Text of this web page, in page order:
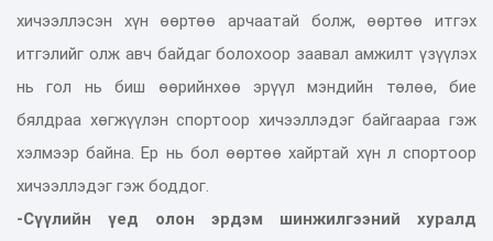
хичээллэсэн хүн өөртөө арчаатай болж, өөртөө итгэх
итгэлийг олж авч байдаг болохоор заавал амжилт үзүүлэх
нь гол нь биш өөрийнхөө эрүүл мэндийн төлөө, бие
бялдраа хөгжүүлэн спортоор хичээллэдэг байгаараа гэж
хэлмээр байна. Ер нь бол өөртөө хайртай хүн л спортоор
хичээллэдэг гэж боддог.
-Сүүлийн үед олон эрдэм шинжилгээний хуралд